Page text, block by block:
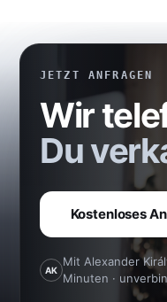
JETZT ANFRAGEN
Wir
Du
Kostenloses
AK
Mit Alexander
Minuten ·